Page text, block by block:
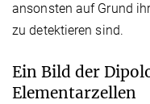
ansonsten auf Grund
zu detektieren sind.
Ein Bild der
Elementarzellen